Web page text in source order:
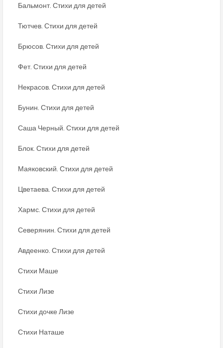
Бальмонт. Стихи для детей
Тютчев. Стихи для детей
Брюсов. Стихи для детей
Фет. Стихи для детей
Некрасов. Стихи для детей
Бунин. Стихи для детей
Саша Черный. Стихи для детей
Блок. Стихи для детей
Маяковский. Стихи для детей
Цветаева. Стихи для детей
Хармс. Стихи для детей
Северянин. Стихи для детей
Авдеенко. Стихи для детей
Стихи Маше
Стихи Лизе
Стихи дочке Лизе
Стихи Наташе